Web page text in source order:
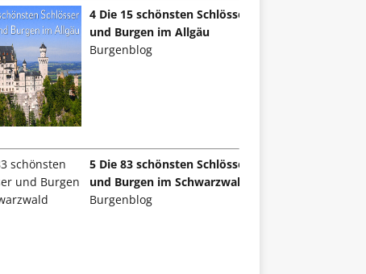
4 Die 15 schönsten Schlösser
und Burgen im Allgäu
Burgenblog
5 Die 83 schönsten Schlösser
und Burgen im Schwarzwald
Burgenblog